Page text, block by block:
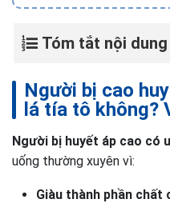
Tóm tắt nội dung
Người bị cao
lá tía tô không?
Người bị huyết áp cao có
uống thường xuyên vì:
Giàu thành phần